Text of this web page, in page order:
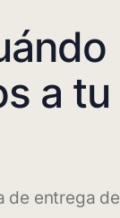
a tu
de entrega de